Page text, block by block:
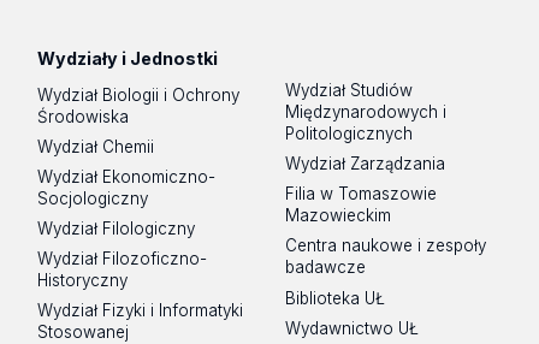
Wydziały i Jednostki
Wydział Biologii i Ochrony
Środowiska
Wydział Chemii
Wydział Ekonomiczno-
Socjologiczny
Wydział Filologiczny
Wydział Filozoficzno-
Historyczny
Wydział Fizyki i Informatyki
Stosowanej
Wydział Studiów
Międzynarodowych i
Politologicznych
Wydział Zarządzania
Filia w Tomaszowie
Mazowieckim
Centra naukowe i zespoły
badawcze
Biblioteka UŁ
Wydawnictwo UŁ